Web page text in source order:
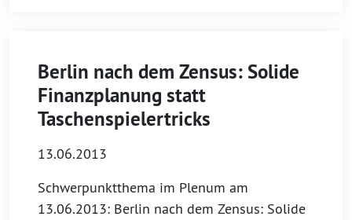
Berlin nach dem Zensus: Solide
Finanzplanung statt
Taschenspielertricks
13.06.2013
Schwerpunktthema im Plenum am
13.06.2013: Berlin nach dem Zensus: Solide